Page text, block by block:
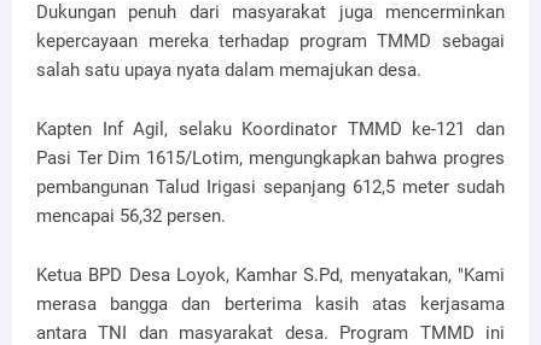
Dukungan penuh dari masyarakat juga mencerminkan
kepercayaan mereka terhadap program TMMD sebagai
salah satu upaya nyata dalam memajukan desa.
Kapten Inf Agil, selaku Koordinator TMMD ke-121 dan
Pasi Ter Dim 1615/Lotim, mengungkapkan bahwa progres
pembangunan Talud Irigasi sepanjang 612,5 meter sudah
mencapai 56,32 persen.
Ketua BPD Desa Loyok, Kamhar S.Pd, menyatakan, "Kami
merasa bangga dan berterima kasih atas kerjasama
antara TNI dan masyarakat desa. Program TMMD ini